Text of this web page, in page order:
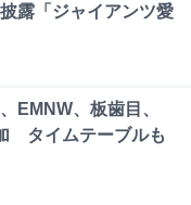
露「ジャイアンツ愛
EMNW、板歯目、
タイムテーブルも